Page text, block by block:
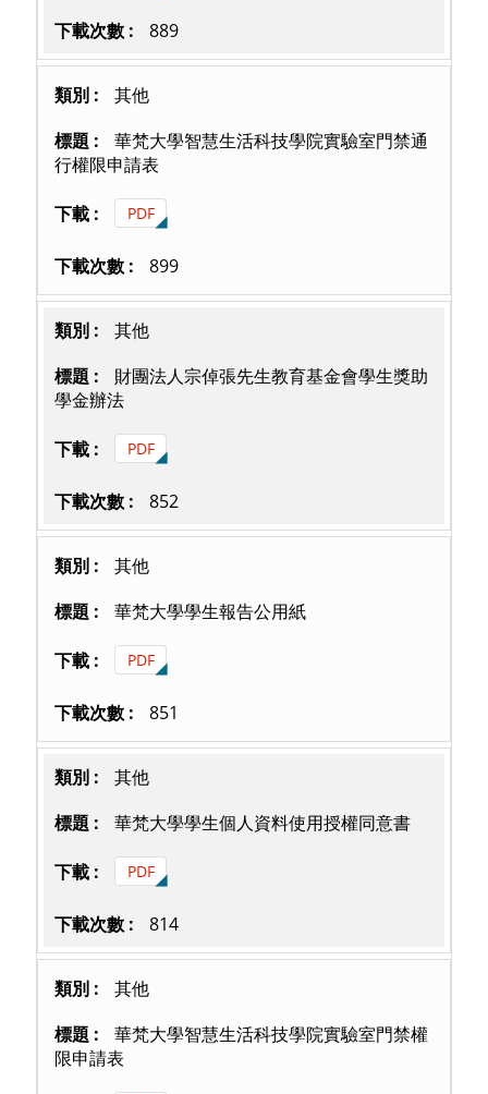
889
其他
華梵大學智慧生活科技學院實驗室門禁通
行權限申請表
PDF
899
其他
財團法人宗倬張先生教育基金會學生獎助
學金辦法
PDF
852
其他
華梵大學學生報告公用紙
PDF
851
其他
華梵大學學生個人資料使用授權同意書
PDF
814
其他
華梵大學智慧生活科技學院實驗室門禁權
限申請表